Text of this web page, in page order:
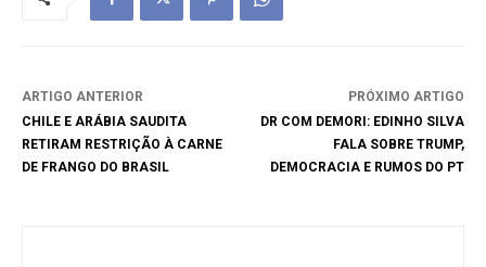
ARTIGO ANTERIOR
CHILE E ARÁBIA SAUDITA
RETIRAM RESTRIÇÃO À CARNE
DE FRANGO DO BRASIL
PRÓXIMO ARTIGO
DR COM DEMORI: EDINHO SILVA
FALA SOBRE TRUMP,
DEMOCRACIA E RUMOS DO PT